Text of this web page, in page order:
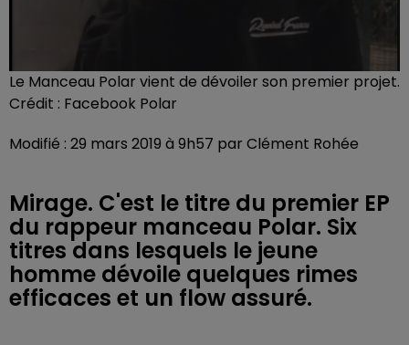
Le Manceau Polar vient de dévoiler son premier projet.
Crédit : Facebook Polar
Modifié : 29 mars 2019 à 9h57 par Clément Rohée
Mirage. C'est le titre du premier EP
du rappeur manceau Polar. Six
titres dans lesquels le jeune
homme dévoile quelques rimes
efficaces et un flow assuré.